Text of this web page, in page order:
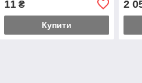
11₴
Купити
2